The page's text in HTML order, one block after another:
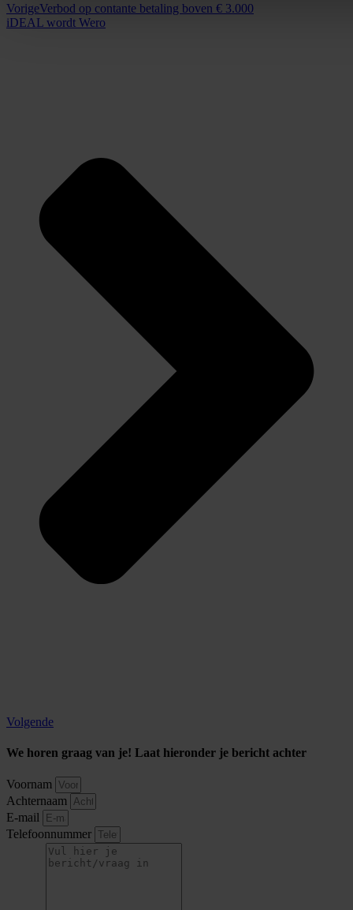
VorigeVerbod op contante betaling boven € 3.000
iDEAL wordt Wero
Volgende
We horen graag van je! Laat hieronder je bericht achter
Voornam
Achternaam
E-mail
Telefoonnummer